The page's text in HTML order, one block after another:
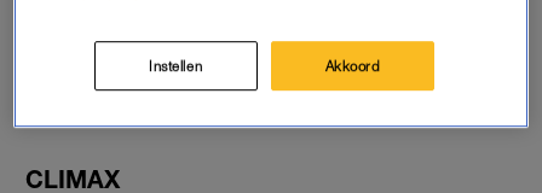
LEES MEER
CLIMAX
Instellen Akkoord